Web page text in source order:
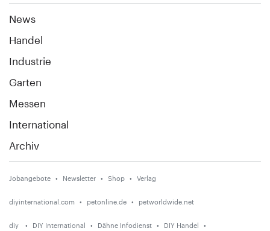
News
Handel
Industrie
Garten
Messen
International
Archiv
Jobangebote Newsletter Shop Verlag
diyinternational.com petonline.de petworldwide.net
diy DIY International Dähne Infodienst DIY Handel